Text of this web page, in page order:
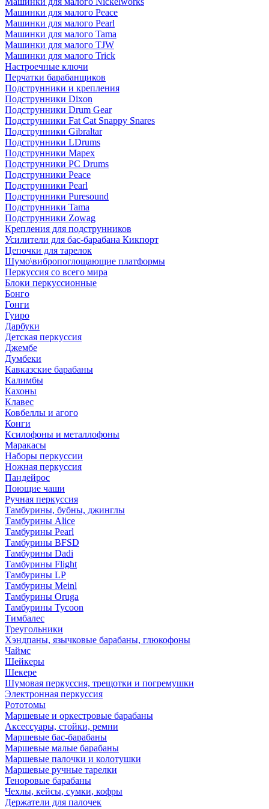
Машинки для малого Peace
Машинки для малого Pearl
Машинки для малого Tama
Машинки для малого TJW
Машинки для малого Trick
Настроечные ключи
Перчатки барабанщиков
Подструнники и крепления
Подструнники Dixon
Подструнники Drum Gear
Подструнники Fat Cat Snappy Snares
Подструнники Gibraltar
Подструнники LDrums
Подструнники Mapex
Подструнники PC Drums
Подструнники Peace
Подструнники Pearl
Подструнники Puresound
Подструнники Tama
Подструнники Zowag
Крепления для подструнников
Усилители для бас-барабана Кикпорт
Цепочки для тарелок
Шумо\вибропоглощающие платформы
Перкуссия со всего мира
Блоки перкуссионные
Бонго
Гонги
Гуиро
Дарбуки
Детская перкуссия
Джембе
Думбеки
Кавказские барабаны
Калимбы
Кахоны
Клавес
Ковбеллы и агого
Конги
Ксилофоны и металлофоны
Маракасы
Наборы перкуссии
Ножная перкуссия
Пандейрос
Поющие чаши
Ручная перкуссия
Тамбурины, бубны, джинглы
Тамбурины Alice
Тамбурины Pearl
Тамбурины BFSD
Тамбурины Dadi
Тамбурины Flight
Тамбурины LP
Тамбурины Meinl
Тамбурины Oruga
Тамбурины Tycoon
Тимбалес
Треугольники
Хэндпаны, язычковые барабаны, глюкофоны
Чаймс
Шейкеры
Шекере
Шумовая перкуссия, трещотки и погремушки
Электронная перкуссия
Рототомы
Маршевые и оркестровые барабаны
Аксессуары, стойки, ремни
Маршевые бас-барабаны
Маршевые малые барабаны
Маршевые палочки и колотушки
Маршевые ручные тарелки
Теноровые барабаны
Чехлы, кейсы, сумки, кофры
Держатели для палочек